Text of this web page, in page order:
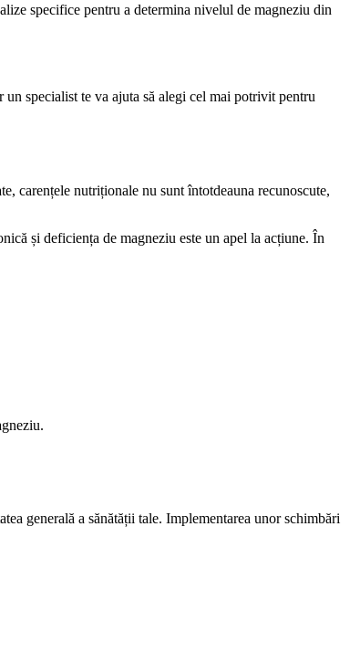
specifice pentru a determina nivelul de magneziu din
specialist te va ajuta să alegi cel mai potrivit pentru
carențele nutriționale nu sunt întotdeauna recunoscute,
și deficiența de magneziu este un apel la acțiune. În
generală a sănătății tale. Implementarea unor schimbări